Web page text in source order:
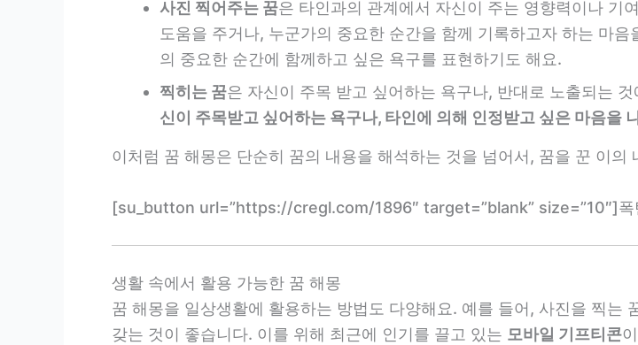
사진 찍어주는 꿈은 타인과의 관계에서 자신이 주는 영향력이나 기
도움을 주거나, 누군가의 중요한 순간을 함께 기록하고자 하는 마
의 중요한 순간에 함께하고 싶은 욕구를 표현하기도 해요.
찍히는 꿈은 자신이 주목 받고 싶어하는 욕구나, 반대로 노출되는
신이 주목받고 싶어하는 욕구나, 타인에 의해 인정받고 싶은 마음을
이처럼 꿈 해몽은 단순히 꿈의 내용을 해석하는 것을 넘어서, 꿈을 꾼 이
[su_button url=”https://cregl.com/1896″ target=”blank” size=”10″]
생활 속에서 활용 가능한 꿈 해몽
꿈 해몽을 일상생활에 활용하는 방법도 다양해요. 예를 들어, 사진을 찍는
갖는 것이 좋습니다. 이를 위해 최근에 인기를 끌고 있는 모바일 기프티콘